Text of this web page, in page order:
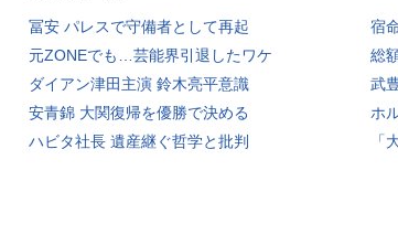
冨安 パレスで守備者として再起
宿
元ZONEでも…芸能界引退したワケ
総
ダイアン津田主演 鈴木亮平意識
武
安青錦 大関復帰を優勝で決める
ホ
ハビタ社長 遺産継ぐ哲学と批判
「